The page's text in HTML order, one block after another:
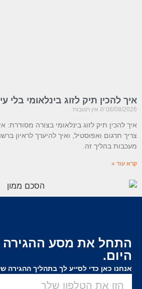
איך להכין תיק לזוג בינלאומי בלי
08/08/2026 אין תגובות
איך להכין תיק לזוג בינלאומי בצורה מסודרת:
צריך תרגום ואפוסטיל, ואיך להיערך לראיון
מעכבות בהליך זה.
קרא עוד »
התחל את מסע ההגירה
היום.
אנחנו כאן כדי לסייע לך בתהליך ההגירה